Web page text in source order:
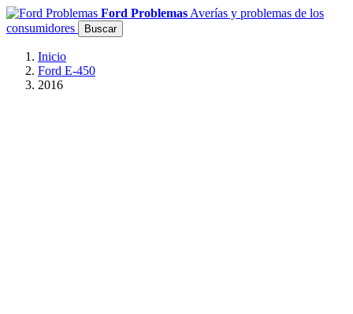
Ford Problemas Averías y problemas de los
consumidores
Buscar
Inicio
Ford E-450
2016